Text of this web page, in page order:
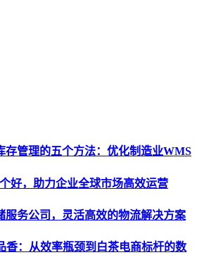
存管理的五个方法：优化制造业WMS
好，助力企业全球市场高效运营
服务公司，灵活高效的物流解决方案
香：从效率瓶颈到白茶电商标杆的数